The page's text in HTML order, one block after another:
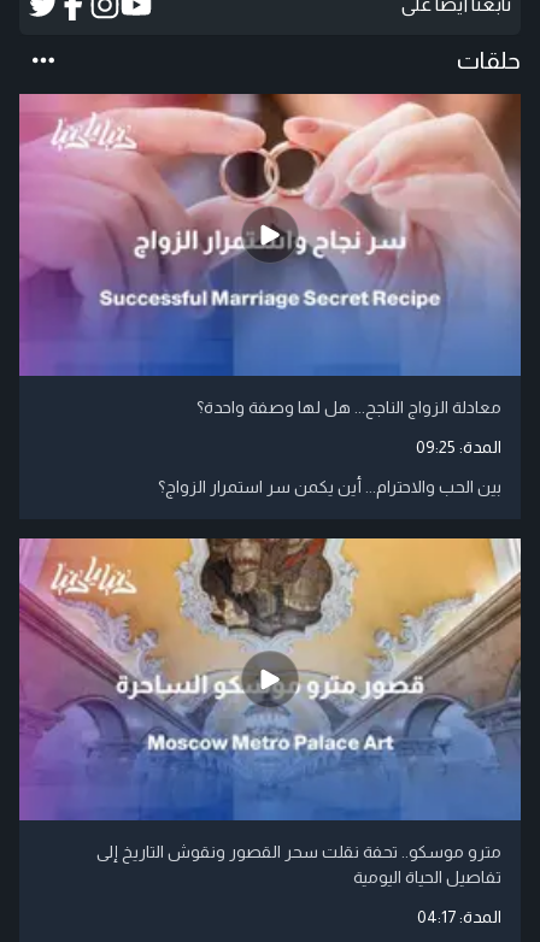
تابعنا أيضاً على
حلقات
معادلة الزواج الناجح... هل لها وصفة واحدة؟
المدة: 09:25
بين الحب والاحترام... أين يكمن سر استمرار الزواج؟
مترو موسكو.. تحفة نقلت سحر القصور ونقوش التاريخ إلى
تفاصيل الحياة اليومية
المدة:04:17